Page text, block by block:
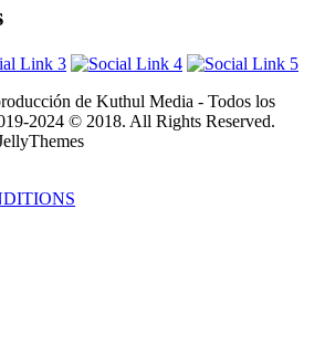
de Kuthul Media - Todos los
2024 © 2018. All Rights Reserved.